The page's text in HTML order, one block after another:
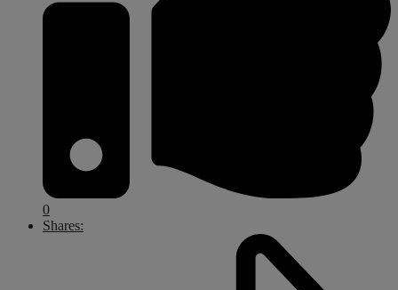
0
Shares: